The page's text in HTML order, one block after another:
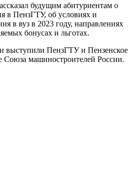
будущим абитуриентам о
в ПензГТУ, об условиях и
в вуз в 2023 году, направлениях
бонусах и льготах.
выступили ПензГТУ и Пензенское
Союза машиностроителей России.